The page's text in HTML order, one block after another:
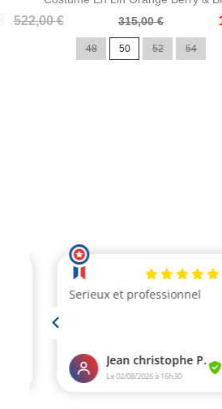
522,00 €
Prix
315,00 €
Prix
48 50 52 54